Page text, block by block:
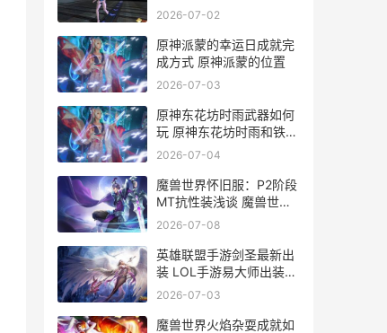
+神奇商店+珍宝阁+返场
2026-07-02
原神派蒙的幸运日成就完
成方式 原神派蒙的位置
2026-07-03
原神东花坊时雨武器如何
玩 原神东花坊时雨和铁蜂
刺哪个更适合久岐忍
2026-07-04
魔兽世界怀旧服：P2阶段
MT抗性装浅谈 魔兽世界
怀旧服直升
2026-07-08
英雄联盟手游剑圣最新出
装 LOL手游易大师出装推
荐
2026-07-03
魔兽世界火焰杂耍成就如